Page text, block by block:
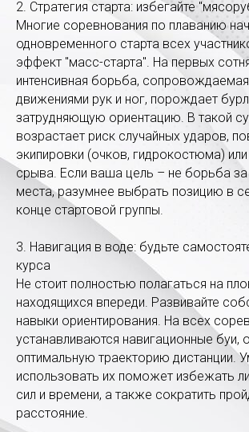
2. Стратегия старта: избегайте
Многие соревнования по плаванию
одновременного старта всех
эффект "масс-старта". На первых
интенсивная борьба,
движениями рук и ног, порождает
затрудняющую ориентацию. В такой
возрастает риск случайных ударов,
экипировки (очков, гидрокостюма)
срыва. Если ваша цель – не борьба
места, разумнее выбрать позицию в
конце стартовой группы.
3. Навигация в воде: будьте
курса
Не стоит полностью полагаться на
находящихся впереди. Развивайте
навыки ориентирования. На всех
устанавливаются навигационные
оптимальную траекторию дистанции.
использовать их поможет избежать
сил и времени, а также сократить
расстояние.